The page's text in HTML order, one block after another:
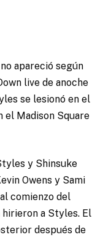
apareció según
live de anoche
se lesionó en el
el Madison Square
y Shinsuke
Owens y Sami
comienzo del
hirieron a Styles. El
después de